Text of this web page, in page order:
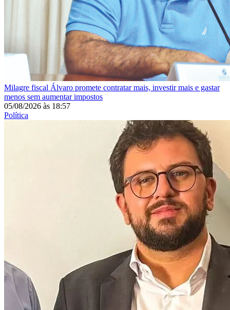
Milagre fiscal Álvaro promete contratar mais, investir mais e gastar
menos sem aumentar impostos
05/08/2026 às 18:57
Política